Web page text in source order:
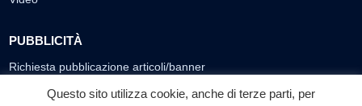
PUBBLICITÀ
Richiesta pubblicazione articoli/banner
SEGUICI SUI SOCIAL
Questo sito utilizza cookie, anche di terze parti, per